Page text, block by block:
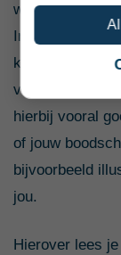
website, kan
Instagram en
kunt hiermee
vergroten en
hierbij vooral
of jouw
bijvoorbeeld
jou.
Hierover lees